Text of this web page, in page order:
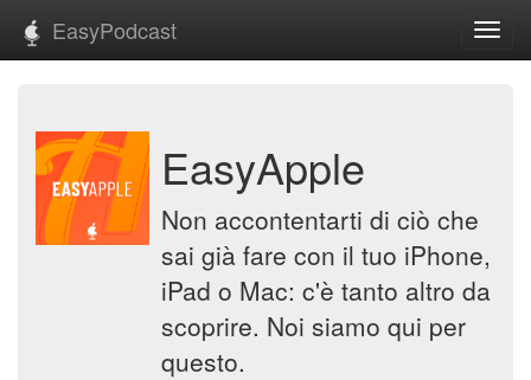
EasyPodcast
EasyApple
Non accontentarti di ciò che
sai già fare con il tuo iPhone,
iPad o Mac: c'è tanto altro da
scoprire. Noi siamo qui per
questo.